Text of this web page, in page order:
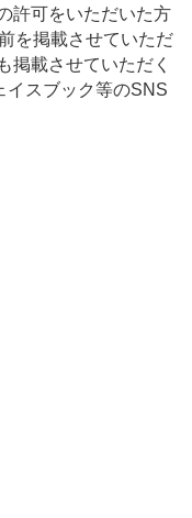
許可をいただいた方
を掲載させていただ
掲載させていただく
イスブック等のSNS